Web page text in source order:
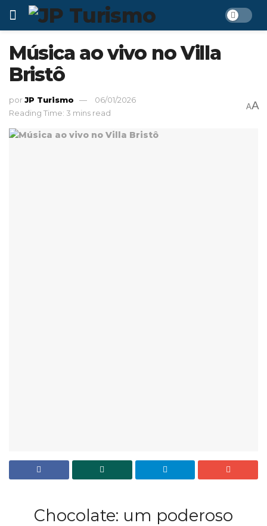
Música ao vivo no Villa
Bristô
porJP Turismo
06/01/2026
Reading Time: 3 mins read
AA
Chocolate: um poderoso